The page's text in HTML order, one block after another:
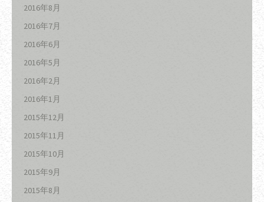
2016年8月
2016年7月
2016年6月
2016年5月
2016年2月
2016年1月
2015年12月
2015年11月
2015年10月
2015年9月
2015年8月